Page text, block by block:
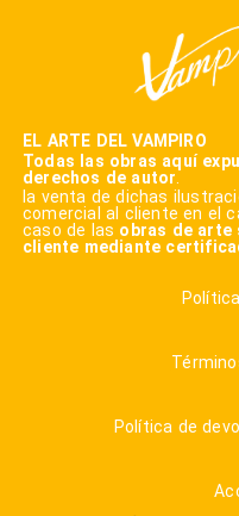
EL ARTE DEL VAMPIRO
Todas las obras aquí
derechos de autor.
la venta de dichas
comercial al cliente en el
caso de las obras de arte
cliente mediante
Política de